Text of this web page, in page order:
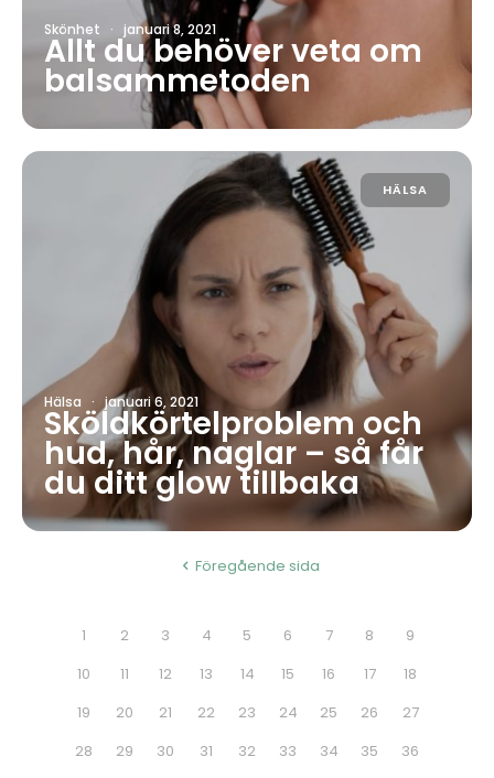
Skönhet · januari 8, 2021
Allt du behöver veta om
balsammetoden
HÄLSA
Hälsa · januari 6, 2021
Sköldkörtelproblem och
hud, hår, naglar – så får
du ditt glow tillbaka
Föregående sida
1 2 3 4 5 6 7 8
9
10
11 12 13 14 15 16 17
18
19
20 21 22 23 24 25 26
27
28
29 30 31 32 33 34 35
36